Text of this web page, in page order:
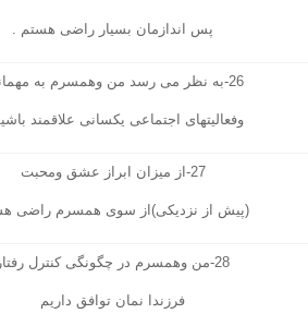
پس اندازمان بسیار راضی هستم .
26-به نظر می رسد من وهمسرم به مهمانیها
وفعالیتهای اجتماعی یکسانی علاقمند
27-از میزان ابراز عشق ومحبت
(پیش از نزدیکی)از سوی همسرم راضی
28-من وهمسرم در چگونگی کنترل رفتار
فرزندا نمان توافق داریم